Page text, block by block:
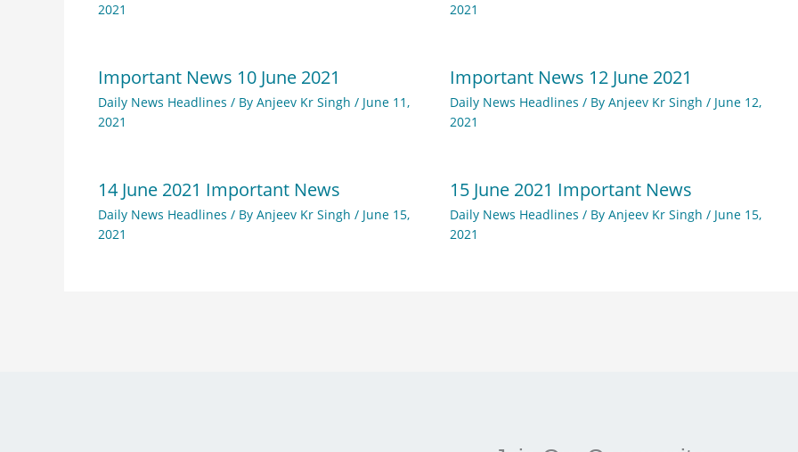
2021
2021
Important News 10 June 2021
Daily News Headlines / By Anjeev Kr Singh / June 11,
2021
Important News 12 June 2021
Daily News Headlines / By Anjeev Kr Singh / June 12,
2021
14 June 2021 Important News
Daily News Headlines / By Anjeev Kr Singh / June 15,
2021
15 June 2021 Important News
Daily News Headlines / By Anjeev Kr Singh / June 15,
2021